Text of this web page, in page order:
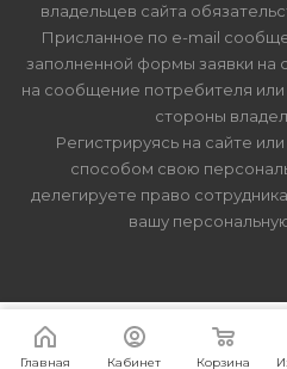
владельцев сайта
Присланное по e-mail
заполненной формы заявки на
на сообщение потребителя
стороны
Регистрируясь на сайте
способом свою
делегируете право
вашу
Главная Кабинет Корзина